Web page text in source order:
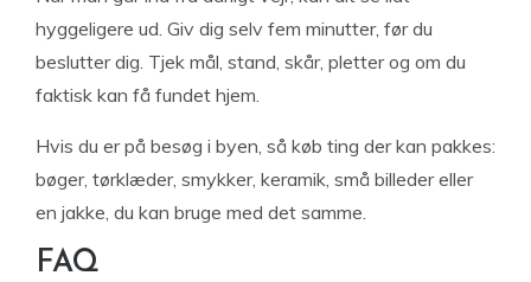
hyggeligere ud. Giv dig selv fem minutter, før du
beslutter dig. Tjek mål, stand, skår, pletter og om du
faktisk kan få fundet hjem.
Hvis du er på besøg i byen, så køb ting der kan pakkes:
bøger, tørklæder, smykker, keramik, små billeder eller
en jakke, du kan bruge med det samme.
FAQ